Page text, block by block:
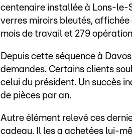
centenaire installée à Lons-le-
verres miroirs bleutés,
mois de travail et 279
Depuis cette séquence à
demandes. Certains clients
celui du président. Un succès
de pièces par an.
Autre élément relevé ces
cadeau. Il les a achetées lui-